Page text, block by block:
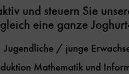
und steuern Sie
eine ganze
Jugendliche / junge
Mathematik und